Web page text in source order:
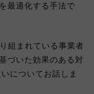
最適化する手法で
組まれている事業者
づいた効果のある対
についてお話しま